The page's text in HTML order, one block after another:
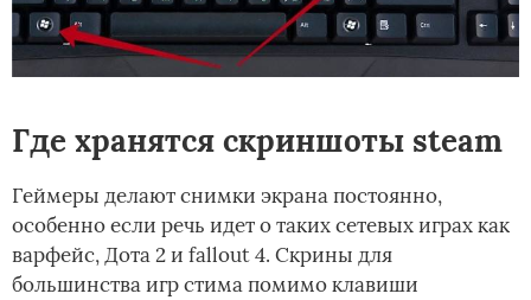
Где хранятся скриншоты steam
Геймеры делают снимки экрана постоянно,
особенно если речь идет о таких сетевых играх как
варфейс, Дота 2 и fallout 4. Скрины для
большинства игр стима помимо клавиши